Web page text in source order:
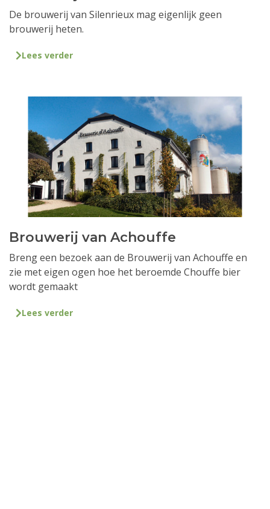
De brouwerij van Silenrieux mag eigenlijk geen
brouwerij heten.
Lees verder
Brouwerij van Achouffe
Breng een bezoek aan de Brouwerij van Achouffe en
zie met eigen ogen hoe het beroemde Chouffe bier
wordt gemaakt
Lees verder